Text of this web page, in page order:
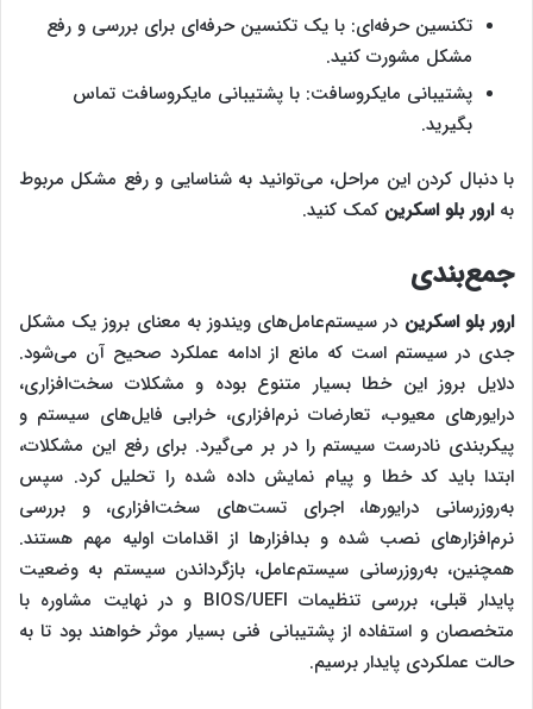
تکنسین حرفه‌ای: با یک تکنسین حرفه‌ای برای بررسی و رفع
مشکل مشورت کنید.
پشتیبانی مایکروسافت: با پشتیبانی مایکروسافت تماس
بگیرید.
با دنبال کردن این مراحل، می‌توانید به شناسایی و رفع مشکل مربوط
بهارور بلو اسکرین کمک کنید.
جمع‌بندی
ارور بلو اسکرین در سیستم‌عامل‌های ویندوز به معنای بروز یک مشکل
جدی در سیستم است که مانع از ادامه عملکرد صحیح آن می‌شود.
دلایل بروز این خطا بسیار متنوع بوده و مشکلات سخت‌افزاری،
درایورهای معیوب، تعارضات نرم‌افزاری، خرابی فایل‌های سیستم و
پیکربندی نادرست سیستم را در بر می‌گیرد. برای رفع این مشکلات،
ابتدا باید کد خطا و پیام نمایش داده شده را تحلیل کرد. سپس
به‌روزرسانی درایورها، اجرای تست‌های سخت‌افزاری، و بررسی
نرم‌افزارهای نصب شده و بدافزارها از اقدامات اولیه مهم هستند.
همچنین، به‌روزرسانی سیستم‌عامل، بازگرداندن سیستم به وضعیت
پایدار قبلی، بررسی تنظیمات BIOS/UEFI و در نهایت مشاوره با
متخصصان و استفاده از پشتیبانی فنی بسیار موثر خواهند بود تا به
حالت عملکردی پایدار برسیم.